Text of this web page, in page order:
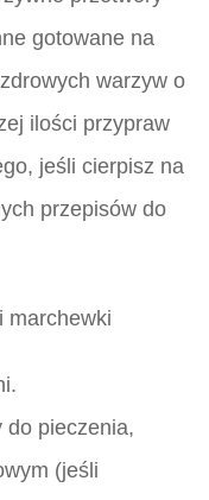
gotowane na
warzyw o
ilości przypraw
jeśli cierpisz na
przepisów do
marchewki
do pieczenia,
(jeśli